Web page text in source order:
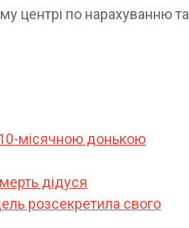
центрі по нарахуванню та
10-місячною донькою
дідуся
розсекретила свого